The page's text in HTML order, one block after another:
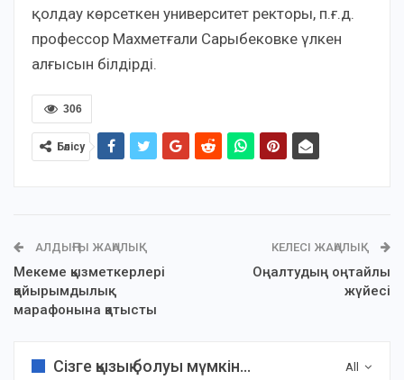
қолдау көрсеткен университет ректоры, п.ғ.д.
профессор Махметғали Сарыбековке үлкен
алғысын білдірді.
306
Бөлісу
АЛДЫҢҒЫ ЖАҢАЛЫҚ
Мекеме қызметкерлері
қайырымдылық
марафонына қатысты
КЕЛЕСІ ЖАҢАЛЫҚ
Оңалтудың оңтайлы
жүйесі
All
Сізге қызық болуы мүмкін...